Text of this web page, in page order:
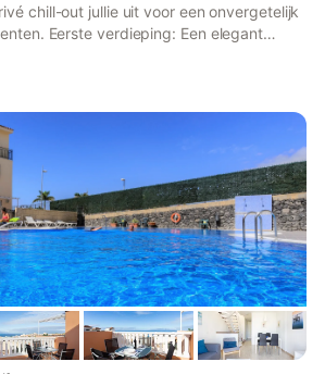
chill-out jullie uit voor een onvergetelijk
Eerste verdieping: Een elegant
1,50 m x 2 m. • Woonkamer-keuken
Het hele appartement is omgeven door
voor spectaculair uitzi...